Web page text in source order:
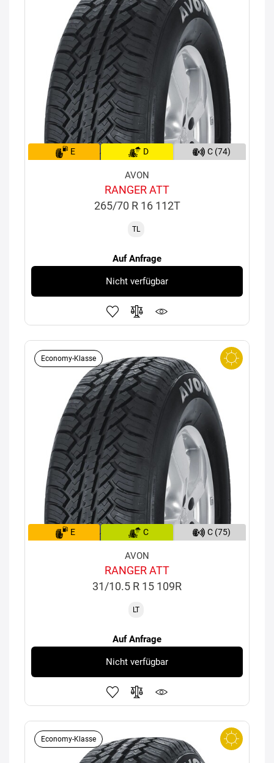
E D C (74)
AVON
RANGER ATT
265/70 R 16 112T
TL
Auf Anfrage
Nicht verfügbar
Economy-Klasse
E C C (75)
AVON
RANGER ATT
31/10.5 R 15 109R
LT
Auf Anfrage
Nicht verfügbar
Economy-Klasse